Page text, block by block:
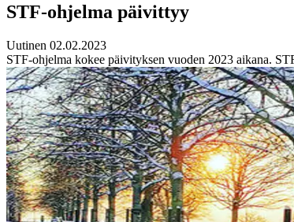
STF-ohjelma päivittyy
Uutinen 02.02.2023
STF-ohjelma kokee päivityksen vuoden 2023 aikana.